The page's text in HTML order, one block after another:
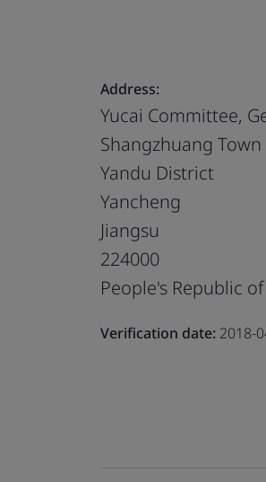
Address:
Yucai Committee,
Shangzhuang Town
Yandu District
Yancheng
Jiangsu
224000
People's Republic
Verification date: 2018-